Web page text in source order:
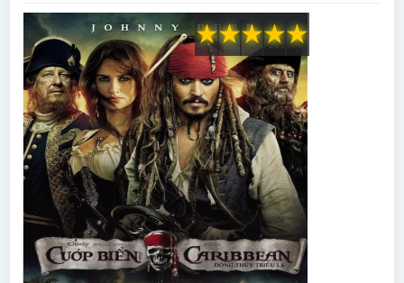
★
★
★
★
★